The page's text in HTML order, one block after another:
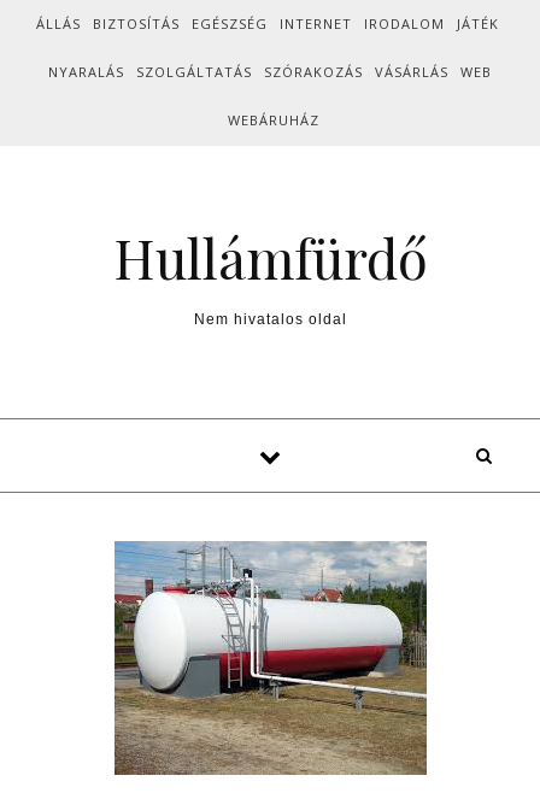
Skip to content
ÁLLÁS BIZTOSÍTÁS EGÉSZSÉG INTERNET IRODALOM JÁTÉK
NYARALÁS SZOLGÁLTATÁS SZÓRAKOZÁS VÁSÁRLÁS WEB
WEBÁRUHÁZ
Hullámfürdő
Nem hivatalos oldal